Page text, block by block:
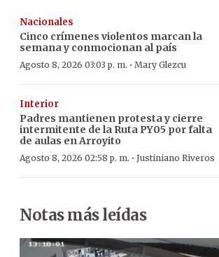
Nacionales
Cinco crímenes violentos marcan la
semana y conmocionan al país
Agosto 8, 2026 03:03 p. m. · Mary Glezcu
Interior
Padres mantienen protesta y cierre
intermitente de la Ruta PY05 por falta
de aulas en Arroyito
Agosto 8, 2026 02:58 p. m. · Justiniano Riveros
Notas más leídas